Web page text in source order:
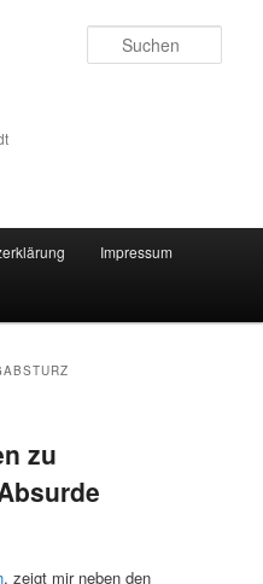
Impressum
zu
, zeigt mir neben den